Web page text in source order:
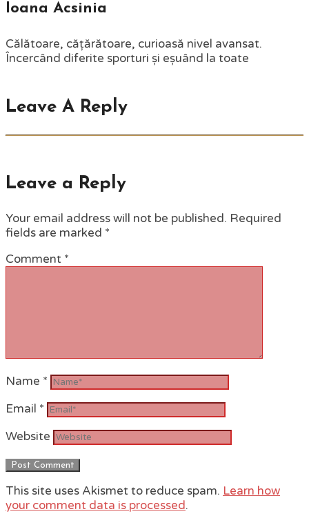
Ioana Acsinia
Călătoare, cățărătoare, curioasă nivel avansat.
Încercând diferite sporturi și eșuând la toate
Leave A Reply
Leave a Reply
Your email address will not be published. Required
fields are marked *
Comment *
Name *
Email *
Website
This site uses Akismet to reduce spam. Learn how
your comment data is processed.